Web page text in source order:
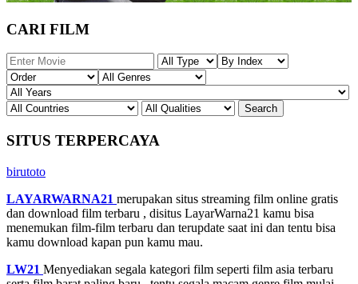
CARI FILM
SITUS TERPERCAYA
birutoto
LAYARWARNA21 merupakan situs streaming film online gratis
dan download film terbaru , disitus LayarWarna21 kamu bisa
menemukan film-film terbaru dan terupdate saat ini dan tentu bisa
kamu download kapan pun kamu mau.
LW21 Menyediakan segala kategori film seperti film asia terbaru